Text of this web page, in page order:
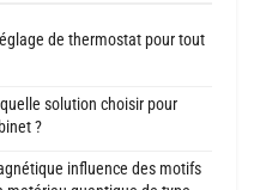
de thermostat pour tout
solution choisir pour
?
influence des motifs